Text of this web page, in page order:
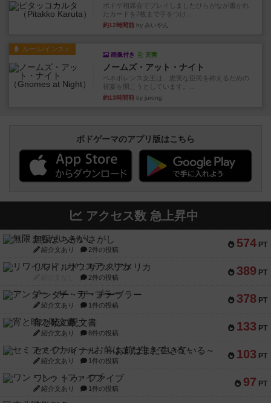
ボドゲ相席会でプレイしましたひらがなが書かれ
たカードを2枚まで手をつけ...
約12時間前 by みいやん
ルール/インスト
画像付き 充実
ノームズ・アット・ナイト
ベネボレンス女王は、忠実な臣民を称えるための
祝宴を開こうとしています。...
約13時間前 by jurong
ボドゲーマのアプリ版はこちら
アクセス数 急上昇中
574 PT
無限まちがいさがし
紹介文あり 2件の投稿
389 PT
リワイルド：サウスアメリカ
2件の投稿
378 PT
アンダー・ザ・テーブラー
紹介文あり 1件の投稿
133 PT
宵と暁の呪文書
紹介文あり 8件の投稿
103 PT
セミファイナル ～お前はまだ生きている～
紹介文あり 1件の投稿
97 PT
ワン・トゥ・ファイブ
紹介文あり 1件の投稿